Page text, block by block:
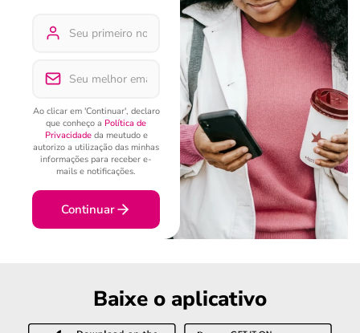
Ao clicar em 'Continuar', declaro
que conheço a Política de
Privacidadeda meutudo e
autorizo a utilização das minhas
informações para receber e-
mails e notificações.
Continuar
Baixe o aplicativo